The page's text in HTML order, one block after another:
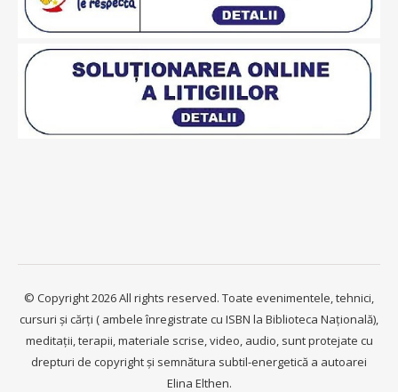
© Copyright 2026 All rights reserved. Toate evenimentele, tehnici,
cursuri și cărți ( ambele înregistrate cu ISBN la Biblioteca Națională),
meditații, terapii, materiale scrise, video, audio, sunt protejate cu
drepturi de copyright și semnătura subtil-energetică a autoarei
Elina Elthen.